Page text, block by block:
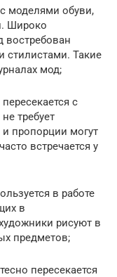
моделями обуви,
Широко
востребован
Такие
мод;
с
требует
пропорции могут
встречается у
в работе
в
рисуют в
предметов;
пересекается